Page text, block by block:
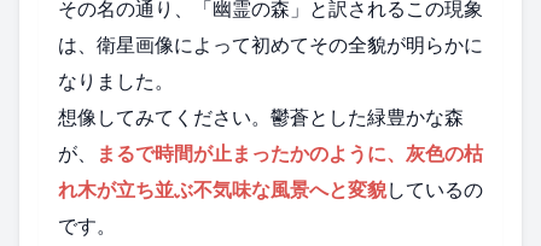
その名の通り、「幽霊の森」と訳されるこの現象
は、衛星画像によって初めてその全貌が明らかに
なりました。
想像してみてください。鬱蒼とした緑豊かな森
が、
まるで時間が止まったかのように、灰色の枯
れ木が立ち並ぶ不気味な風景へと変貌しているの
です。